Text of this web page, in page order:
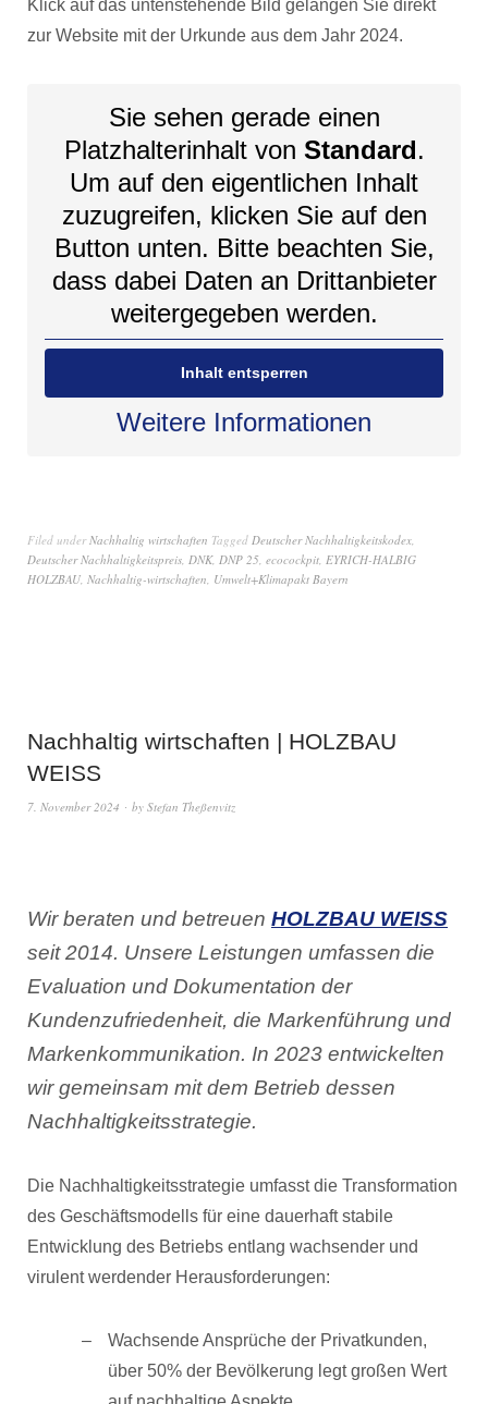
Klick auf das untenstehende Bild gelangen Sie direkt
zur Website mit der Urkunde aus dem Jahr 2024.
Sie sehen gerade einen
Platzhalterinhalt von Standard.
Um auf den eigentlichen Inhalt
zuzugreifen, klicken Sie auf den
Button unten. Bitte beachten Sie,
dass dabei Daten an Drittanbieter
weitergegeben werden.
Inhalt entsperren
Weitere Informationen
Filed underNachhaltig wirtschaften Tagged Deutscher Nachhaltigkeitskodex,
Deutscher Nachhaltigkeitspreis, DNK, DNP 25, ecocockpit, EYRICH-HALBIG
HOLZBAU, Nachhaltig-wirtschaften, Umwelt+Klimapakt Bayern
Nachhaltig wirtschaften | HOLZBAU
WEISS
7. November 2024 by Stefan Theßenvitz
Wir beraten und betreuen HOLZBAU WEISS
seit 2014. Unsere Leistungen umfassen die
Evaluation und Dokumentation der
Kundenzufriedenheit, die Markenführung und
Markenkommunikation. In 2023 entwickelten
wir gemeinsam mit dem Betrieb dessen
Nachhaltigkeitsstrategie.
Die Nachhaltigkeitsstrategie umfasst die Transformation
des Geschäftsmodells für eine dauerhaft stabile
Entwicklung des Betriebs entlang wachsender und
virulent werdender Herausforderungen:
Wachsende Ansprüche der Privatkunden,
über 50% der Bevölkerung legt großen Wert